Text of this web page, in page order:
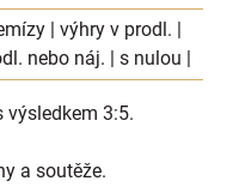
| výhry v prodl. |
nebo náj. | s nulou |
výsledkem 3:5.
a soutěže.